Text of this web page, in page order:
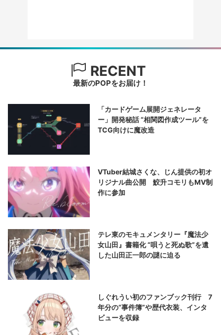
RECENT
最新のPOPをお届け！
「カードゲーム展開ジェネレータ
ー」開発秘話 “相関図作成ツール”を
TCG向けに魔改造
VTuber結城さくな、じん提供の初オ
リジナル曲公開 鮫升コモリもMV制
作に参加
テレ東のモキュメンタリー『魔法少
女山田』書籍化 “唄うと死ぬ歌”を遺
した山田正一郎の謎に迫る
しぐれうい初のファンブック刊行 7
年分の“事件簿”や歴代衣装、インタ
ビューを収録